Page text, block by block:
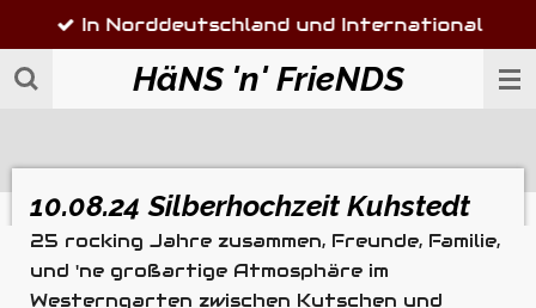
Hauptinhalt
springen
HäNS 'n' FrieNDS
In Norddeutschland und International
10.08.24 Silberhochzeit Kuhstedt
25 rocking Jahre zusammen, Freunde, Familie,
und 'ne großartige Atmosphäre im
Westerngarten zwischen Kutschen und